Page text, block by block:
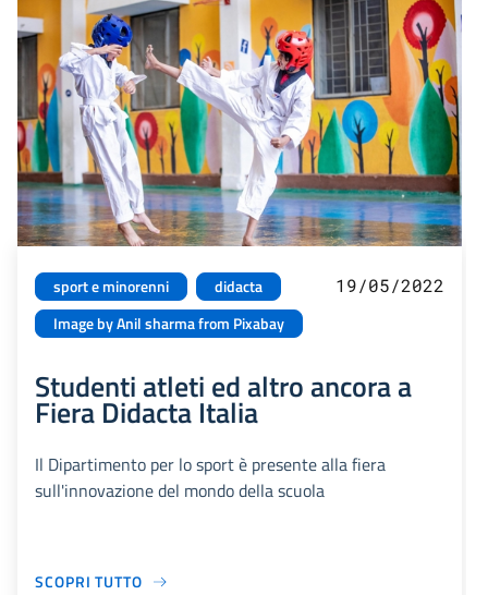
sport e minorenni
didacta
Image by Anil sharma from Pixabay
19/05/2022
Studenti atleti ed altro ancora a
Fiera Didacta Italia
Il Dipartimento per lo sport è presente alla fiera
sull'innovazione del mondo della scuola
SCOPRI TUTTO